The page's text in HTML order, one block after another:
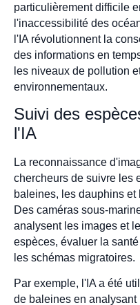
particulièrement difficile
l'inaccessibilité des
l'IA révolutionnent la
des informations en
les niveaux de pollution
environnementaux.
Suivi des
l'IA
La reconnaissance
chercheurs de suivre les
baleines, les dauphins
Des caméras sous-
analysent les images et
espèces, évaluer la
les schémas migratoires.
Par exemple, l'IA a été
de baleines en